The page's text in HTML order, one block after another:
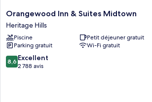
Orangewood
Inn
&
Suites
Midtown
Heritage
Hills
Orangewood Inn & Suites Midtown
Heritage Hills
Piscine
Petit déjeuner gratuit
Parking gratuit
Wi-Fi gratuit
8.6
sur
8,6 Excellent
2 788 avis